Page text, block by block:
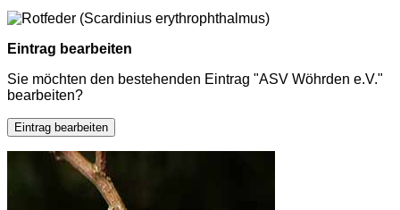
Eintrag bearbeiten
Sie möchten den bestehenden Eintrag "ASV Wöhrden e.V."
bearbeiten?
Eintrag bearbeiten